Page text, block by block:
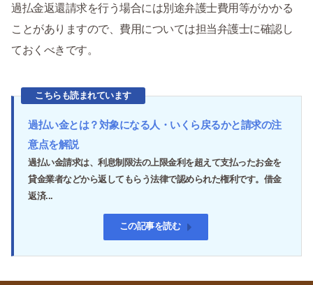
過払金返還請求を行う場合には別途弁護士費用等がかかる
ことがありますので、費用については担当弁護士に確認し
ておくべきです。
こちらも読まれています
過払い金とは？対象になる人・いくら戻るかと請求の注
意点を解説
過払い金請求は、利息制限法の上限金利を超えて支払ったお金を
貸金業者などから返してもらう法律で認められた権利です。借金
返済...
この記事を読む